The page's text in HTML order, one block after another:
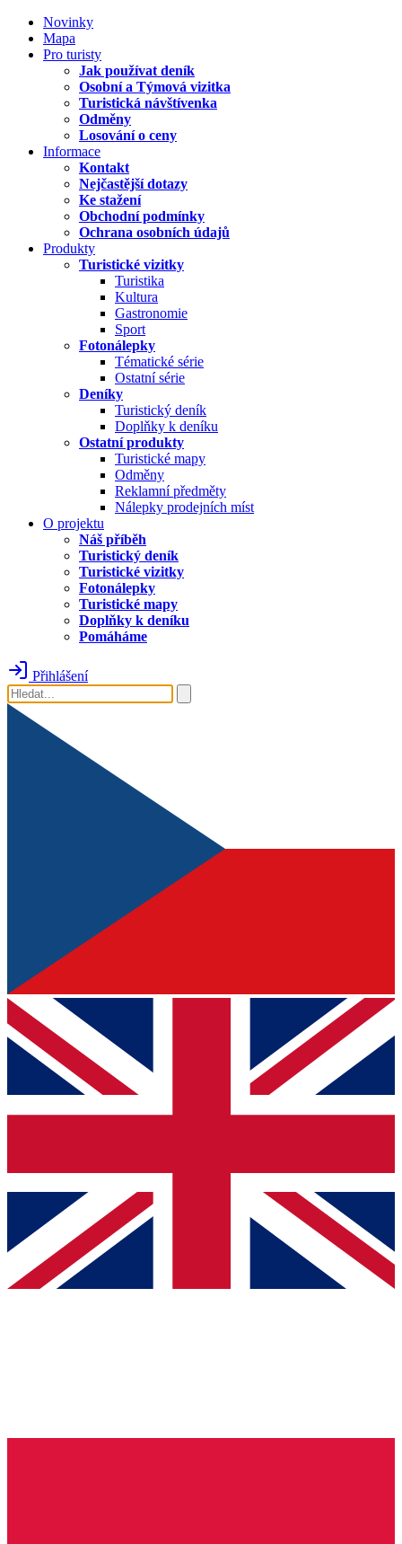
Novinky
Mapa
Pro turisty
Jak používat deník
Osobní a Týmová vizitka
Turistická návštívenka
Odměny
Losování o ceny
Informace
Kontakt
Nejčastější dotazy
Ke stažení
Obchodní podmínky
Ochrana osobních údajů
Produkty
Turistické vizitky
Turistika
Kultura
Gastronomie
Sport
Fotonálepky
Tématické série
Ostatní série
Deníky
Turistický deník
Doplňky k deníku
Ostatní produkty
Turistické mapy
Odměny
Reklamní předměty
Nálepky prodejních míst
O projektu
Náš příběh
Turistický deník
Turistické vizitky
Fotonálepky
Turistické mapy
Doplňky k deníku
Pomáháme
Přihlášení